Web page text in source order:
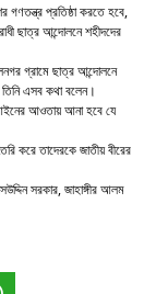
গণতন্ত্র প্রতিষ্ঠা করতে হবে,
ছাত্র আন্দোলনে শহীদদের
গ্রামে ছাত্র আন্দোলনে
এসব কথা বলেন।
আইনের আওতায় আনা হবে যে
করে তাদেরকে জাতীয় বীরের
সরকার, জাহাঙ্গীর আলম